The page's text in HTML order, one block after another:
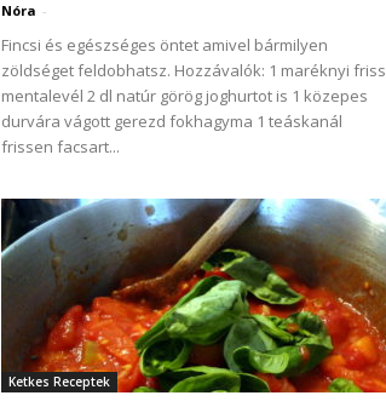
Nóra -
Fincsi és egészséges öntet amivel bármilyen
zöldséget feldobhatsz. Hozzávalók: 1 maréknyi friss
mentalevél 2 dl natúr görög joghurtot is 1 közepes
durvára vágott gerezd fokhagyma 1 teáskanál
frissen facsart...
Ketkes Receptek